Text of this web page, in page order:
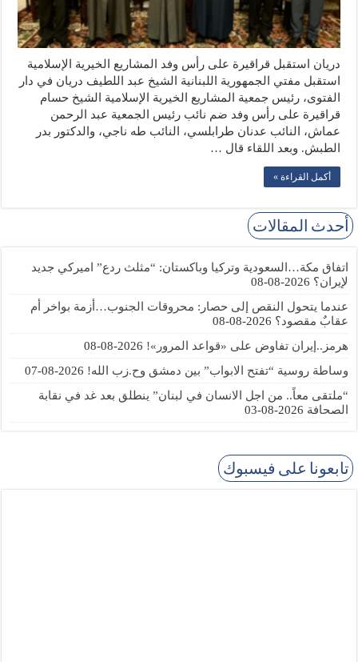
دريان استقبل قراقيرة على رأس وفد المشاريع الخيرية الإسلامية
استقبل مفتي الجمهورية اللبنانية الشيخ عبد اللطيف دريان في دار
الفتوى، رئيس جمعية المشاريع الخيرية الإسلامية الشيخ حسام
قراقيرة على رأس وفد ضم نائب رئيس الجمعية عبد الرحمن
عماش، النائب عدنان طرابلسي، النائب طه ناجي، والدكتور بدر
الطبش. وبعد اللقاء قال …
أكمل القراءة »
أحدث المقالات
اتفاق مكة…السعودية وتركيا وباكستان: “مثلث ردع” اميركي جديد
لإيران؟ 2026-08-08
عندما يتحول النقص إلى حصار: محروقات الجنوب…أزمة بواخر أم
عقابٌ مقصود؟ 2026-08-08
هرمز..إيران تفاوض على «قواعد المرور»! 2026-08-08
وساطة روسية “تفتح الابواب” بين دمشق وح.زب الله! 2026-08-07
“ملتقى معاً.. من اجل الانسان في لبنان” ينطلق بعد غد في نقابة
الصحافة 2026-08-03
تابعونا على فيسبوك